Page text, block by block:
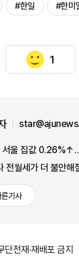
#한일 #한미
1
서울 집값
전월세가 더 불안해
기사
전재·재배포 금지